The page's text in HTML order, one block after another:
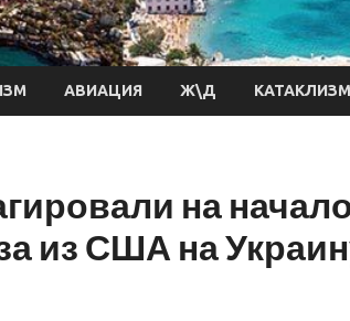
АВИАЦИЯ Ж\Д
на
из США на